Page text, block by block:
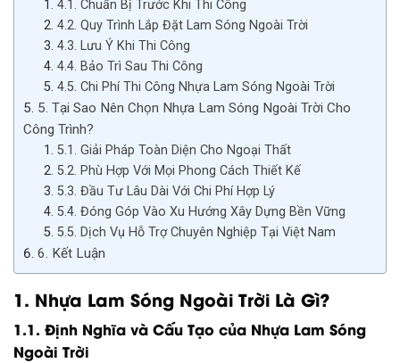
4.1. Chuẩn Bị Trước Khi Thi Công
4.2. Quy Trình Lắp Đặt Lam Sóng Ngoài Trời
4.3. Lưu Ý Khi Thi Công
4.4. Bảo Trì Sau Thi Công
4.5. Chi Phí Thi Công Nhựa Lam Sóng Ngoài Trời
5. Tại Sao Nên Chọn Nhựa Lam Sóng Ngoài Trời Cho
Công Trình?
5.1. Giải Pháp Toàn Diện Cho Ngoại Thất
5.2. Phù Hợp Với Mọi Phong Cách Thiết Kế
5.3. Đầu Tư Lâu Dài Với Chi Phí Hợp Lý
5.4. Đóng Góp Vào Xu Hướng Xây Dựng Bền Vững
5.5. Dịch Vụ Hỗ Trợ Chuyên Nghiệp Tại Việt Nam
6. Kết Luận
1. Nhựa Lam Sóng Ngoài Trời Là Gì?
1.1. Định Nghĩa và Cấu Tạo của Nhựa Lam Sóng
Ngoài Trời